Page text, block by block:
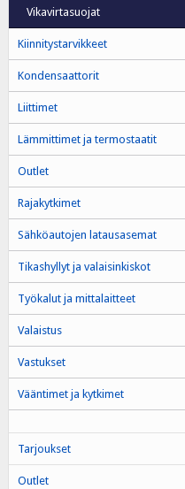
Vikavirtasuojat
Kiinnitystarvikkeet
Kondensaattorit
Liittimet
Lämmittimet ja termostaatit
Outlet
Rajakytkimet
Sähköautojen latausasemat
Tikashyllyt ja valaisinkiskot
Työkalut ja mittalaitteet
Valaistus
Vastukset
Vääntimet ja kytkimet
Tarjoukset
Outlet